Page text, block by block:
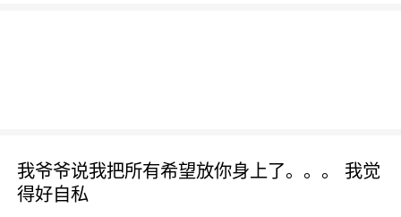
我爷爷说我把所有希望放你身上了。。。 我觉
得好自私